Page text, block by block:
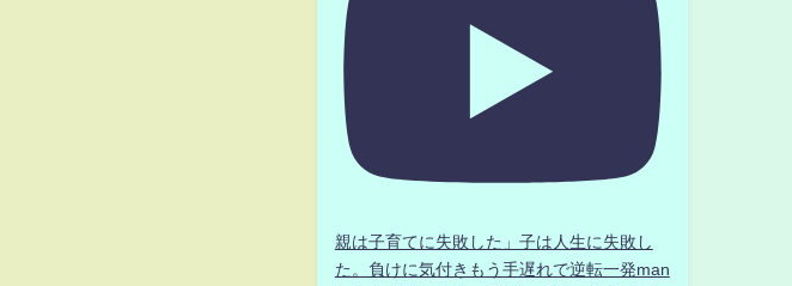
親は子育てに失敗した」子は人生に失敗し
た。負けに気付きもう手遅れで逆転一発man